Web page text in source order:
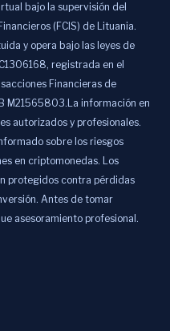
bajo la supervisión del
(FCIS) de Lituania.
y opera bajo las leyes de
registrada en el
Financieras de
M21565803.La información en
autorizados y profesionales.
sobre los riesgos
en criptomonedas. Los
protegidos contra pérdidas
Antes de tomar
asesoramiento profesional.